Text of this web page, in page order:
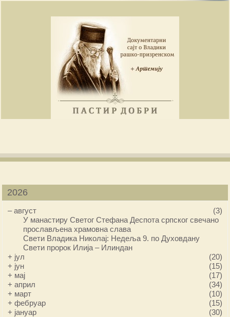
2026
–август
(3)
У манастиру Светог Стефана Деспота српског свечано
прослављена храмовна слава
Свети Владика Николај: Недеља 9. по Духовдану
Свети пророк Илија – Илиндан
+ јул
(20)
+ јун
(15)
+ мај
(17)
+април
(34)
+ март
(10)
+фебруар
(15)
+ јануар (30)